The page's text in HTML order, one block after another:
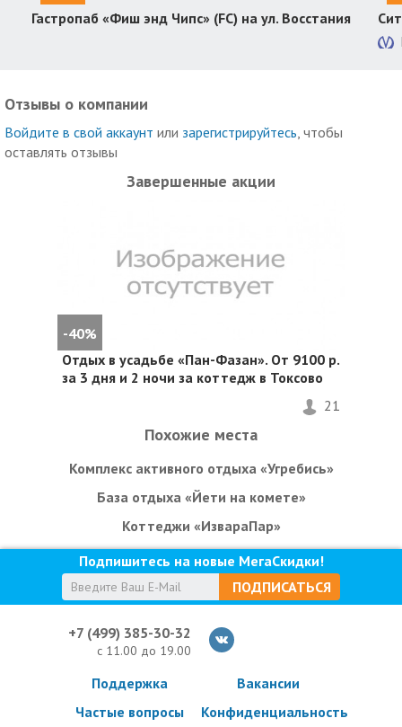
Гастропаб «Фиш энд Чипс» (FC) на ул. Восстания
Отзывы о компании
Войдите в свой аккаунт или зарегистрируйтесь , чтобы
оставлять отзывы
Завершенные акции
-40%
Отдых в усадьбе «Пан-Фазан». От 9100 р.
за 3 дня и 2 ночи за коттедж в Токсово
21
Похожие места
Комплекс активного отдыха «Угребись»
База отдыха «Йети на комете»
Коттеджи «ИзвараПар»
Подпишитесь на новые МегаСкидки!
ПОДПИСАТЬСЯ
+7 (499) 385-30-32
с 11.00 до 19.00
Поддержка
Частые вопросы
Вакансии
Конфиденциальность